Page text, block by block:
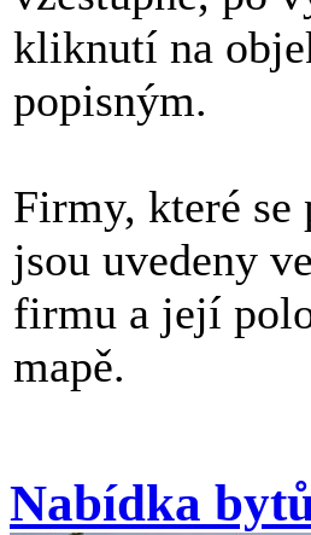
kliknutí na
popisným.
Firmy, které se
jsou uvedeny
firmu a její
mapě.
Nabídka